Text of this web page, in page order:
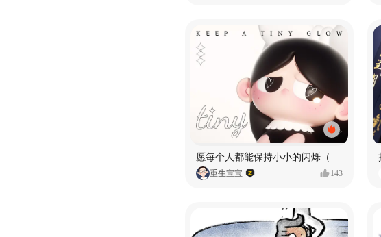
重生宝宝 143